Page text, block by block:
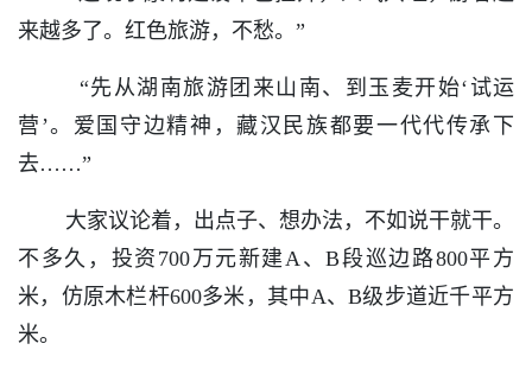
来越多了。红色旅游，不愁。”
“先从湖南旅游团来山南、到玉麦开始‘试运
营’。爱国守边精神，藏汉民族都要一代代传承下
去……”
大家议论着，出点子、想办法，不如说干就干。
不多久，投资700万元新建A、B段巡边路800平方
米，仿原木栏杆600多米，其中A、B级步道近千平方
米。